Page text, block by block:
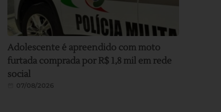
Adolescente é apreendido com moto
furtada comprada por R$ 1,8 mil em rede
social
07/08/2026